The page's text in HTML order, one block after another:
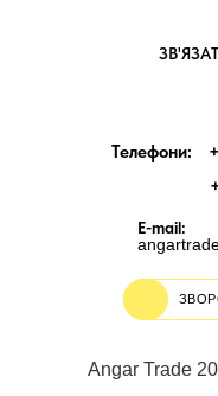
Angar Trade
Телефони:
E-mail: